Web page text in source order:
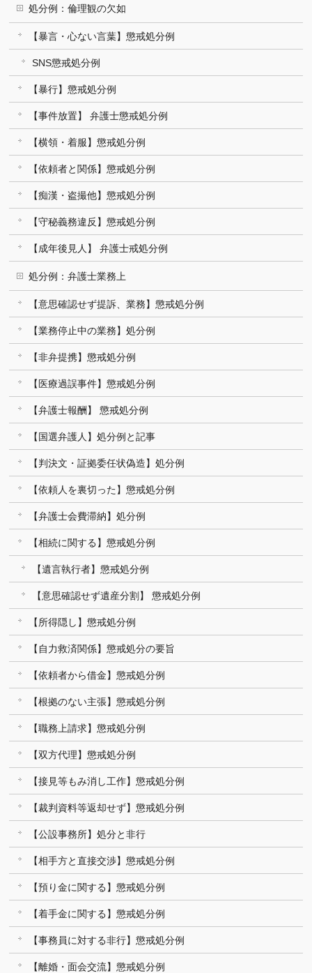
処分例：倫理観の欠如
【暴言・心ない言葉】懲戒処分例
SNS懲戒処分例
【暴行】懲戒処分例
【事件放置】 弁護士懲戒処分例
【横領・着服】懲戒処分例
【依頼者と関係】懲戒処分例
【痴漢・盗撮他】懲戒処分例
【守秘義務違反】懲戒処分例
【成年後見人】 弁護士戒処分例
処分例：弁護士業務上
【意思確認せず提訴、業務】懲戒処分例
【業務停止中の業務】処分例
【非弁提携】懲戒処分例
【医療過誤事件】懲戒処分例
【弁護士報酬】 懲戒処分例
【国選弁護人】処分例と記事
【判決文・証拠委任状偽造】処分例
【依頼人を裏切った】懲戒処分例
【弁護士会費滞納】処分例
【相続に関する】懲戒処分例
【遺言執行者】懲戒処分例
【意思確認せず遺産分割】 懲戒処分例
【所得隠し】懲戒処分例
【自力救済関係】懲戒処分の要旨
【依頼者から借金】懲戒処分例
【根拠のない主張】懲戒処分例
【職務上請求】懲戒処分例
【双方代理】懲戒処分例
【接見等もみ消し工作】懲戒処分例
【裁判資料等返却せず】懲戒処分例
【公設事務所】処分と非行
【相手方と直接交渉】懲戒処分例
【預り金に関する】懲戒処分例
【着手金に関する】懲戒処分例
【事務員に対する非行】懲戒処分例
【離婚・面会交流】懲戒処分例